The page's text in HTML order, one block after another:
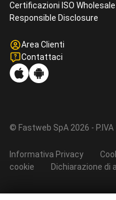
Certificazioni ISO Wholesale
Responsible Disclosure
Area Clienti
Contattaci
© Fastweb SpA 2026 -
Informativa Privacy
cookie
Dichiarazione di